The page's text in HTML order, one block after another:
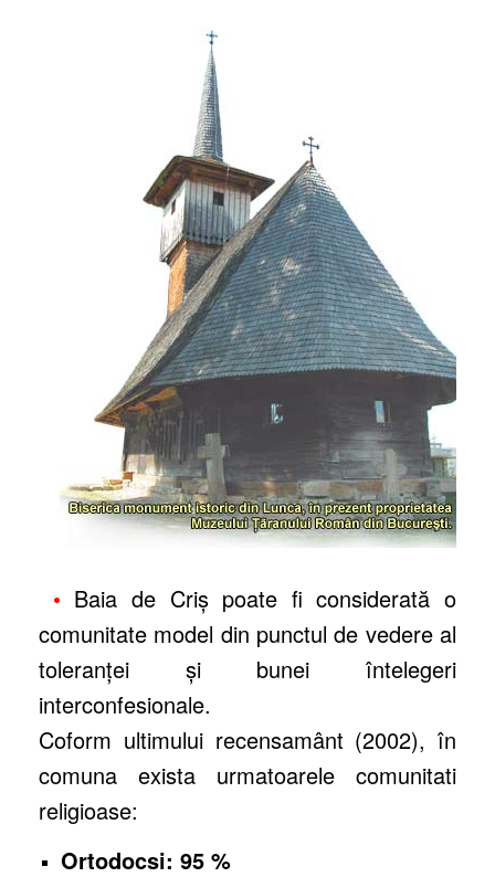
• Baia de Criş poate fi considerată o
comunitate model din punctul de vedere al
toleranţei şi bunei întelegeri
interconfesionale.
Coform ultimului recensamânt (2002), în
comuna exista urmatoarele comunitati
religioase:
Ortodocsi: 95 %